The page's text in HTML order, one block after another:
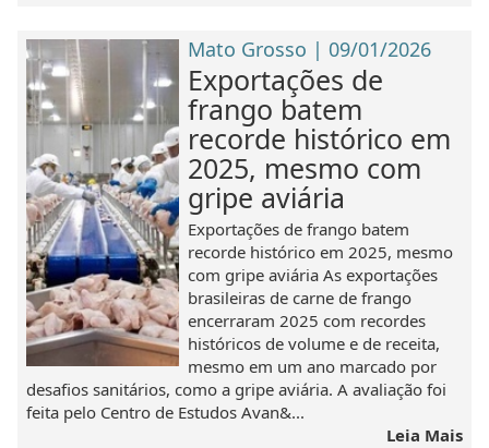
Mato Grosso | 09/01/2026
Exportações de
frango batem
recorde histórico em
2025, mesmo com
gripe aviária
Exportações de frango batem
recorde histórico em 2025, mesmo
com gripe aviária As exportações
brasileiras de carne de frango
encerraram 2025 com recordes
históricos de volume e de receita,
mesmo em um ano marcado por
desafios sanitários, como a gripe aviária. A avaliação foi
feita pelo Centro de Estudos Avan&...
Leia Mais